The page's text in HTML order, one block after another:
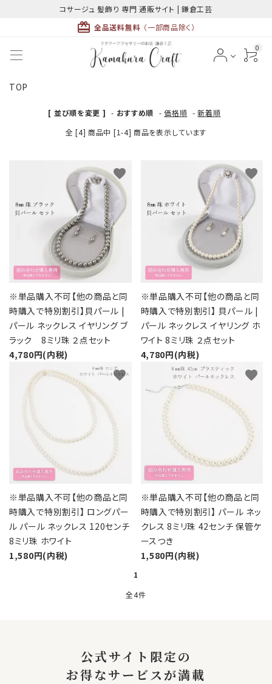
コサージュ 髪飾り 専門 通販サイト | 鎌倉工芸
card_giftcard 全品送料無料 （一部商品除く）
0
ACCOUNT MENU
person 新規会員登録
最近チェックした商品
カテゴリーから探す
コサージュの色から探す
和装髪飾りの色から探す
シーンから探す
コンテンツ
TOP
[ 並び順を変更 ] - おすすめ順 -価格順 -新着順
全 [4] 商品中 [1-4] 商品を表示しています
※単品購入不可【他の商品と同
時購入で特別割引】貝パール |
パール ネックレス イヤリング ブ
ラック 8ミリ珠 ２点セット
4,780円(内税)
favorite
※単品購入不可【他の商品と同
時購入で特別割引】 貝パール |
パール ネックレス イヤリング ホ
ワイト 8ミリ珠 ２点セット
4,780円(内税)
favorite
※単品購入不可【他の商品と同
時購入で特別割引】 ロングパー
ル パール ネックレス 120センチ
8ミリ珠 ホワイト
1,580円(内税)
favorite
※単品購入不可【他の商品と同
時購入で特別割引】 パール ネッ
クレス 8ミリ珠 42センチ 保管ケ
ースつき
1,580円(内税)
favorite
1
全4件
公式サイト限定の
お得なサービスが満載